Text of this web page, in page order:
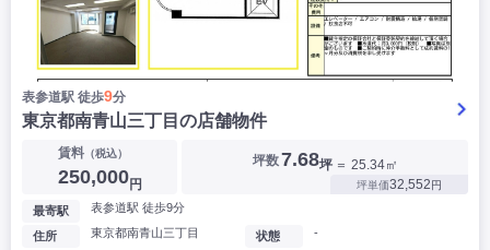
表参道駅 徒歩9分
東京都南青山三丁目の店舗物件
賃料（税込）
250,000円
坪数7.68坪 ＝ 25.34㎡
坪単価32,552円
最寄駅 表参道駅 徒歩9分
住所 東京都南青山三丁目 状態 -